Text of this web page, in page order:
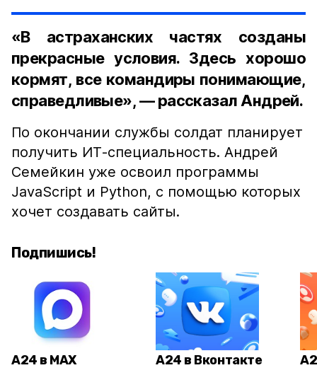
«В астраханских частях созданы
прекрасные условия. Здесь хорошо
кормят, все командиры понимающие,
справедливые», — рассказал Андрей.
По окончании службы солдат планирует
получить ИТ-специальность. Андрей
Семейкин уже освоил программы
JavaScript и Python, с помощью которых
хочет создавать сайты.
Подпишись!
А24 в MAX А24 в Вконтакте